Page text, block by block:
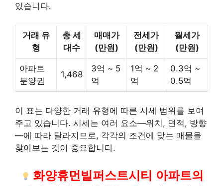
있습니다.
거래 유
형
총 세
대수
매매가
(만원)
전세가
(만원)
월세가
(만원)
아파트
분양권
1,468
3억 ~ 5
억
1억 ~ 2
억
0.3억 ~
0.5억
이 표는 다양한 거래 유형에 따른 시세 범위를 보여
주고 있습니다. 시세는 여러 요소—위치, 면적, 방향
—에 따라 달라지므로, 각각의 조건에 맞는 매물을
찾아보는 것이 중요합니다.
화양휴먼빌퍼스트시티 아파트의